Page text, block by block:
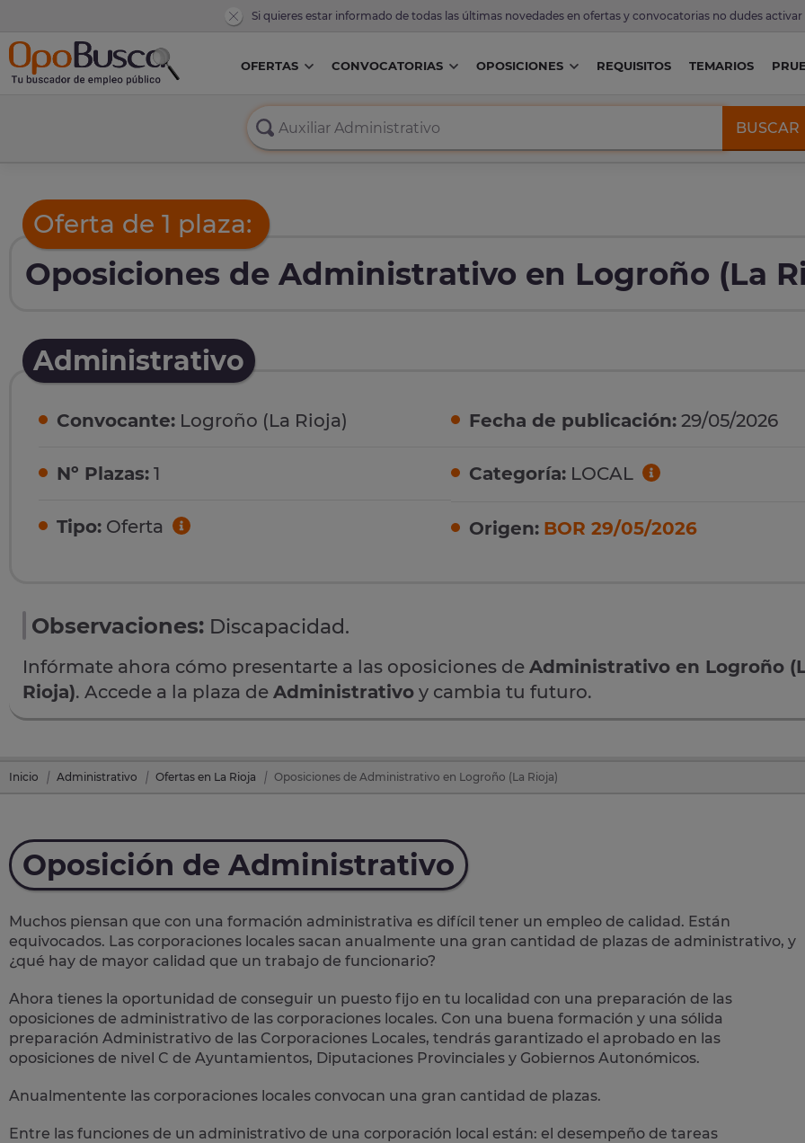
Si quieres estar informado de todas las últimas novedades en ofertas y convocatorias no dudes activar
OFERTAS CONVOCATORIAS OPOSICIONES REQUISITOS TEMARIOS
BUSCAR
Oferta de 1 plaza:
Oposiciones de Administrativo en Logroño (La
Administrativo
Convocante: Logroño (La Rioja)
Nº Plazas: 1
Tipo: Oferta
Fecha de publicación: 29/05/2026
Categoría: LOCAL
Origen: BOR 29/05/2026
Observaciones: Discapacidad.
Infórmate ahora cómo presentarte a las oposiciones de Administrativo en Logroño
Rioja). Accede a la plaza de Administrativo y cambia tu futuro.
Inicio Administrativo Ofertas en La Rioja Oposiciones de Administrativo en Logroño (La Rioja)
Oposición de Administrativo
Muchos piensan que con una formación administrativa es difícil tener un empleo de calidad. Están
equivocados. Las corporaciones locales sacan anualmente una gran cantidad de plazas de administrativo, y
¿qué hay de mayor calidad que un trabajo de funcionario?
Ahora tienes la oportunidad de conseguir un puesto fijo en tu localidad con una preparación de las
oposiciones de administrativo de las corporaciones locales. Con una buena formación y una sólida
preparación Administrativo de las Corporaciones Locales, tendrás garantizado el aprobado en las
oposiciones de nivel C de Ayuntamientos, Diputaciones Provinciales y Gobiernos Autonómicos.
Anualmentente las corporaciones locales convocan una gran cantidad de plazas.
Entre las funciones de un administrativo de una corporación local están: el desempeño de tareas